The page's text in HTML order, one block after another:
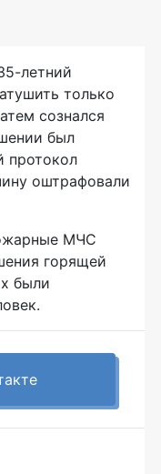
летний
только
сознался
был
протокол
оштрафовали
МЧС
горящей
были